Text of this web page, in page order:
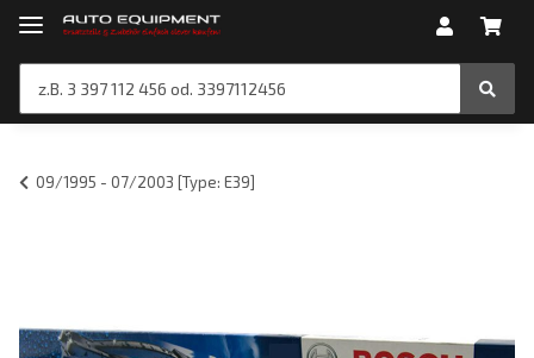
09/1995 - 07/2003 [Type: E39]